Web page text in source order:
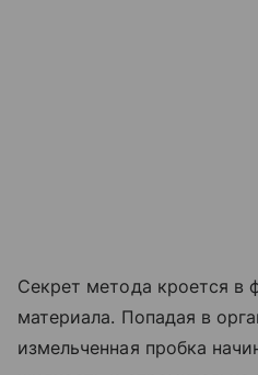
Секрет метода кроется в
материала. Попадая в
измельченная пробка